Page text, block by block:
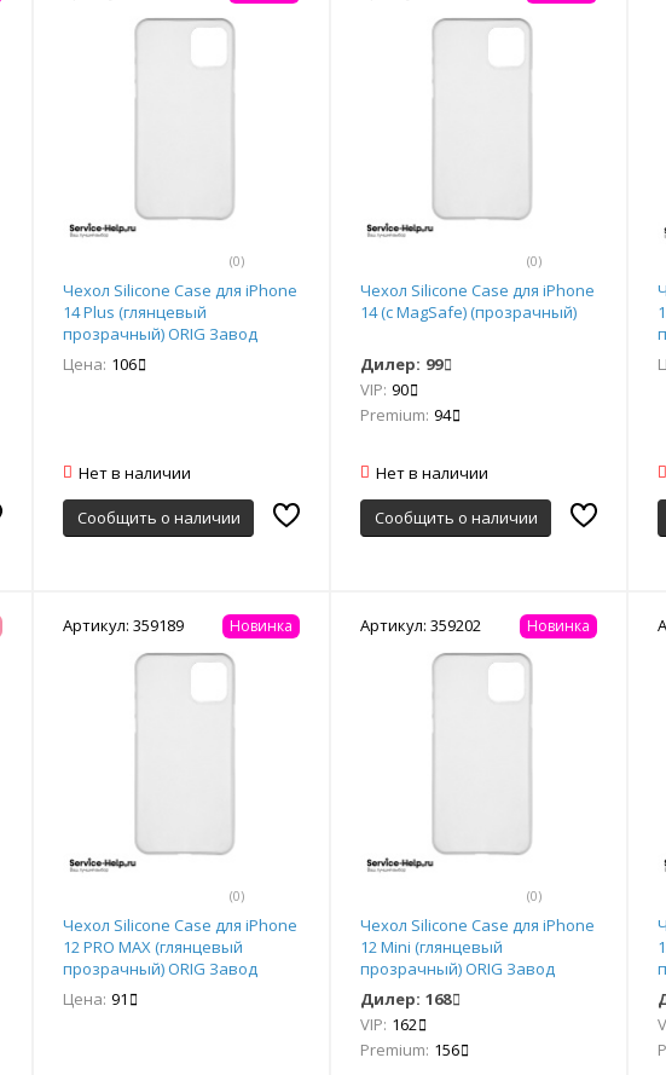
(0)
Чехол Silicone Case для iPhone
14 Plus (глянцевый
прозрачный) ORIG Завод
Цена: 106
Нет в наличии
Сообщить о наличии
(0)
Чехол Silicone Case для iPhone
14 (с MagSafe) (прозрачный)
Дилер: 99
VIP: 90
Premium: 94
Нет в наличии
Сообщить о наличии
Артикул: 359189
(0)
Новинка
Чехол Silicone Case для iPhone
12 PRO MAX (глянцевый
прозрачный) ORIG Завод
Цена: 91
Артикул: 359202
(0)
Новинка
Чехол Silicone Case для iPhone
12 Mini (глянцевый
прозрачный) ORIG Завод
Дилер: 168
VIP: 162
Premium: 156